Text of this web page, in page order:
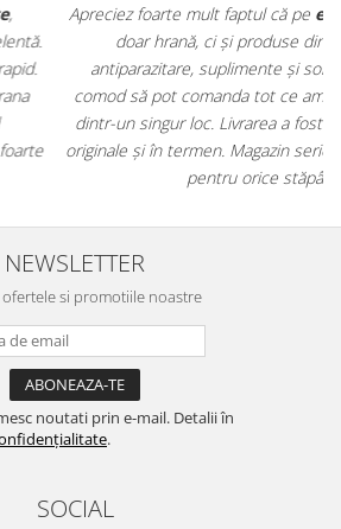
că peehranaanimale.rogăsesc nu
din
farmacia veterinară:
și soluții de îngrijire. Este foarte
tot ce am nevoie pentru animalul meu
a fost rapidă, iar produsele au fost
serios, bine organizat și foarte util
orice stăpân de animale.
NEWSLETTER
ofertele si promotiile noastre
noutati prin e-mail. Detalii în
.
SOCIAL